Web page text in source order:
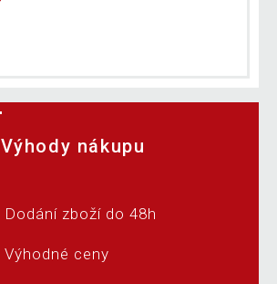
Výhody nákupu
Dodání zboží do 48h
Výhodné ceny